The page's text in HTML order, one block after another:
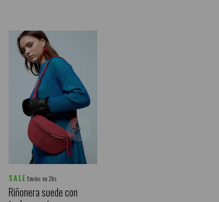
SALE Envíos en 2hs
Riñonera suede con